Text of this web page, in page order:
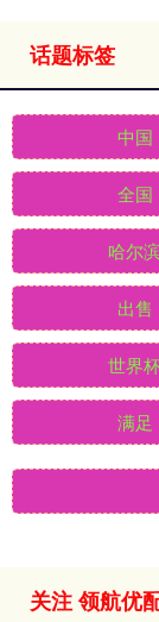
话题标签
中国
全国
哈尔
出售
世界
满足
关注 领航优